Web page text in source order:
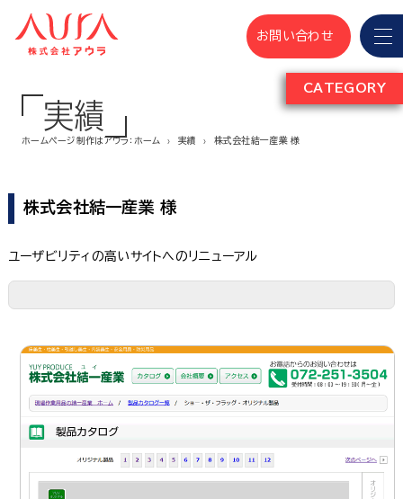
お問い合わせ
実績
ホームページ制作はアウラ：ホーム 実績 株式会社結一産業 様
株式会社結一産業 様
ユーザビリティの高いサイトへのリニューアル
CATEGORY